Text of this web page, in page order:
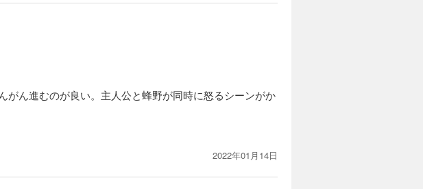
ん進むのが良い。主人公と蜂野が同時に怒るシーンがか
2022年01月14日